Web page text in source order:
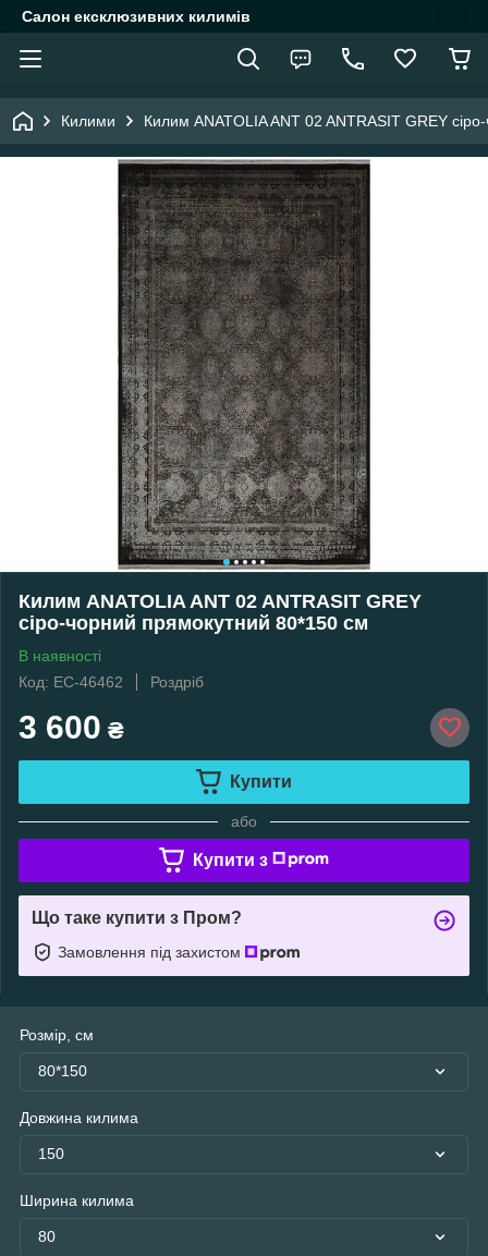
Салон ексклюзивних килимів
Килими Килим ANATOLIA ANT 02 ANTRASIT GREY
Килим ANATOLIA ANT 02 ANTRASIT GREY
сіро-чорний прямокутний 80*150 см
В наявності
Код: EC-46462
Роздріб
3 600 ₴
Купити
або
Купити з
Що таке купити з Пром?
Замовлення під захистом
Розмір, см
80*150
Довжина килима
150
Ширина килима
80